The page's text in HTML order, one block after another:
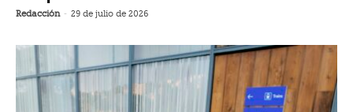
Redacción - 29 de julio de 2026